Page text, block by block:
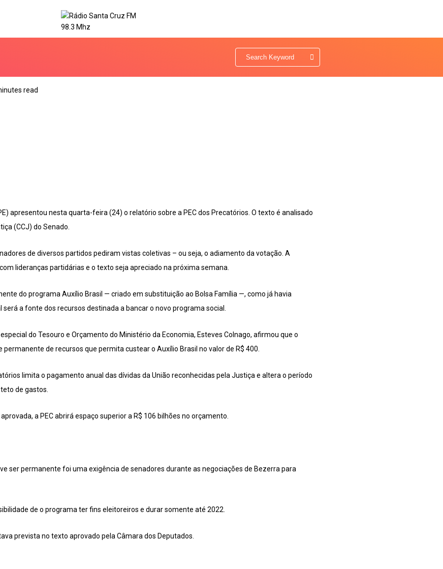
read
apresentou nesta quarta-feira (24) o relatório sobre a PEC dos Precatórios. O texto é analisado
(CCJ) do Senado.
de diversos partidos pediram vistas coletivas – ou seja, o adiamento da votação. A
lideranças partidárias e o texto seja apreciado na próxima semana.
do programa Auxílio Brasil — criado em substituição ao Bolsa Família —, como já havia
a fonte dos recursos destinada a bancar o novo programa social.
do Tesouro e Orçamento do Ministério da Economia, Esteves Colnago, afirmou que o
de recursos que permita custear o Auxílio Brasil no valor de R$ 400.
limita o pagamento anual das dívidas da União reconhecidas pela Justiça e altera o período
de gastos.
a PEC abrirá espaço superior a R$ 106 bilhões no orçamento.
ser permanente foi uma exigência de senadores durante as negociações de Bezerra para
de o programa ter fins eleitoreiros e durar somente até 2022.
prevista no texto aprovado pela Câmara dos Deputados.